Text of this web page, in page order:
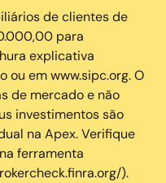
de clientes de
para
explicativa
em www.sipc.org. O
de mercado e não
investimentos são
na Apex. Verifique
ferramenta
).